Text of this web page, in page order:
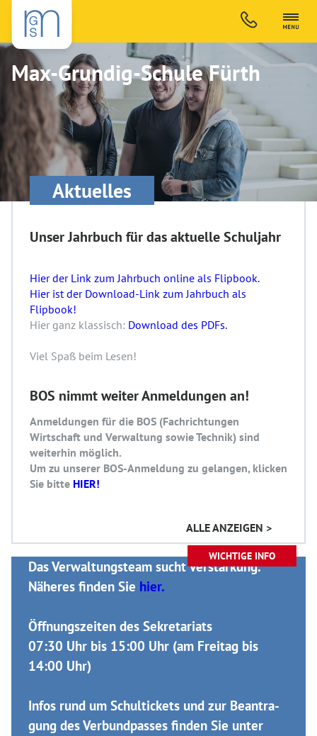
Max-Grundig-Schule Fürth
Aktuelles
ALLE ANZEIGEN >
Unser Jahrbuch für das aktuelle Schuljahr
Hier der Link zum Jahrbuch online als Flipbook.
Hier ist der Download-Link zum Jahrbuch als
Flipbook!
Hier ganz klassisch: Download des PDFs.
Viel Spaß beim Lesen!
BOS nimmt weiter Anmeldungen an!
Anmeldungen für die BOS (Fachrichtungen
Wirtschaft und Verwaltung sowie Technik) sind
weiterhin möglich.
Um zu unserer BOS-Anmeldung zu gelangen, klicken
Sie bitte HIER!
WICHTIGE INFO
Das Verwaltungsteam sucht Verstärkung.
Näheres finden Sie hier.
Öffnungszeiten des Sekretariats
07:30 Uhr bis 15:00 Uhr (am Freitag bis
14:00 Uhr)
Infos rund um Schultickets und zur Be­an­tra­
gung des Ver­bund­passes finden Sie unter